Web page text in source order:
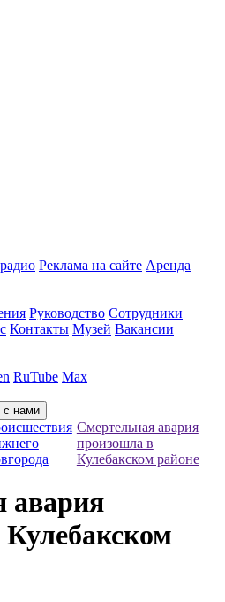
Реклама на сайте Аренда
Руководство Сотрудники
Контакты Музей Вакансии
RuTube Max
с нами
Смертельная авария
произошла в
Кулебакском районе
авария